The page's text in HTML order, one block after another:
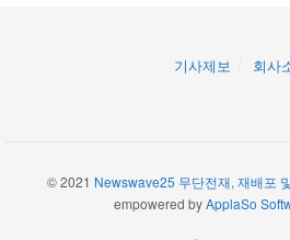
기사제보 회사
© 2021 Newswave25 무단전재, 재배포
empowered byApplaSo